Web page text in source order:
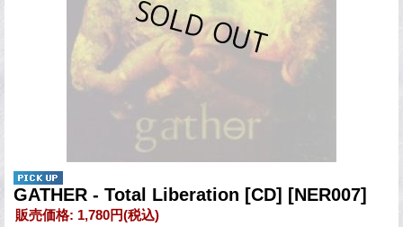
GATHER - Total Liberation [CD] [NER007]
販売価格: 1,780円(税込)